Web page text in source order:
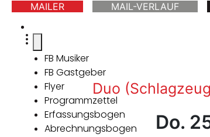
MAILER MAIL-VERLAUF
FB Musiker
FB Gastgeber
Flyer
Programmzettel
Erfassungsbogen
Abrechnungsbogen
Duo
Do.